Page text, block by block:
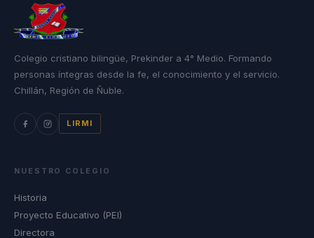
Colegio cristiano bilingüe, Prekinder a 4° Medio. Formando
personas íntegras desde la fe, el conocimiento y el servicio.
Chillán, Región de Ñuble.
LIRMI
NUESTRO COLEGIO
Historia
Proyecto Educativo (PEI)
Directora